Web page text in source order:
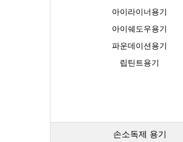
아이라이너용기
아이쉐도우용기
파운데이션용기
립틴트용기
손소독제 용기